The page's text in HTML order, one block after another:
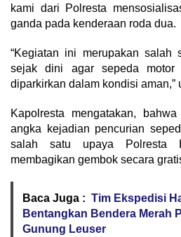
kami dari Polresta
ganda pada kenderaan roda dua.
“Kegiatan ini merupakan salah
sejak dini agar sepeda motor
diparkirkan dalam kondisi aman,”
Kapolresta mengatakan,
angka kejadian pencurian
salah satu upaya Polresta
membagikan gembok secara
Baca Juga : Tim Ekspedisi
Bentangkan Bendera Merah
Gunung Leuser